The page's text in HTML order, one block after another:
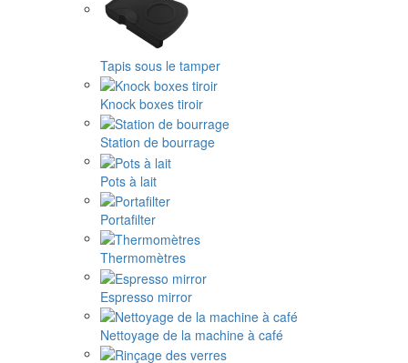
Tapis sous le tamper
Knock boxes tiroir
Station de bourrage
Pots à lait
Portafilter
Thermomètres
Espresso mirror
Nettoyage de la machine à café